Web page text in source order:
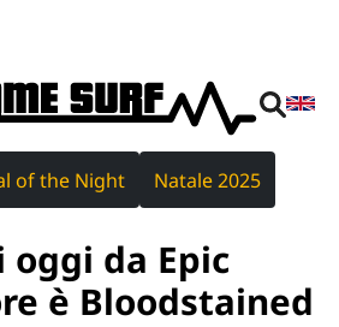
of the Night Natale 2025
da Epic
è Bloodstained